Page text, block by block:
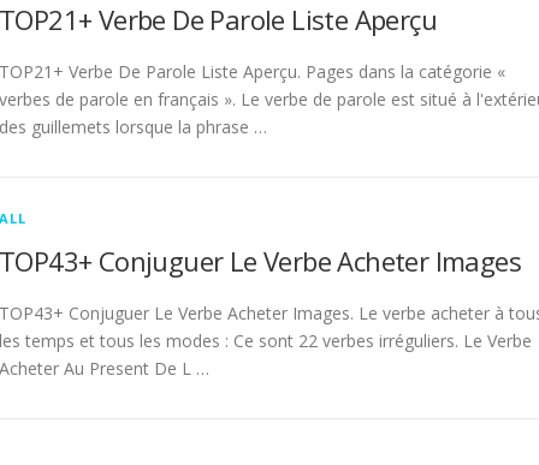
TOP21+ Verbe De Parole Liste Aperçu
TOP21+ Verbe De Parole Liste Aperçu. Pages dans la catégorie «
verbes de parole en français ». Le verbe de parole est situé à
des guillemets lorsque la phrase …
ALL
TOP43+ Conjuguer Le Verbe Acheter Images
TOP43+ Conjuguer Le Verbe Acheter Images. Le verbe acheter à
les temps et tous les modes : Ce sont 22 verbes irréguliers. Le Verbe
Acheter Au Present De L …